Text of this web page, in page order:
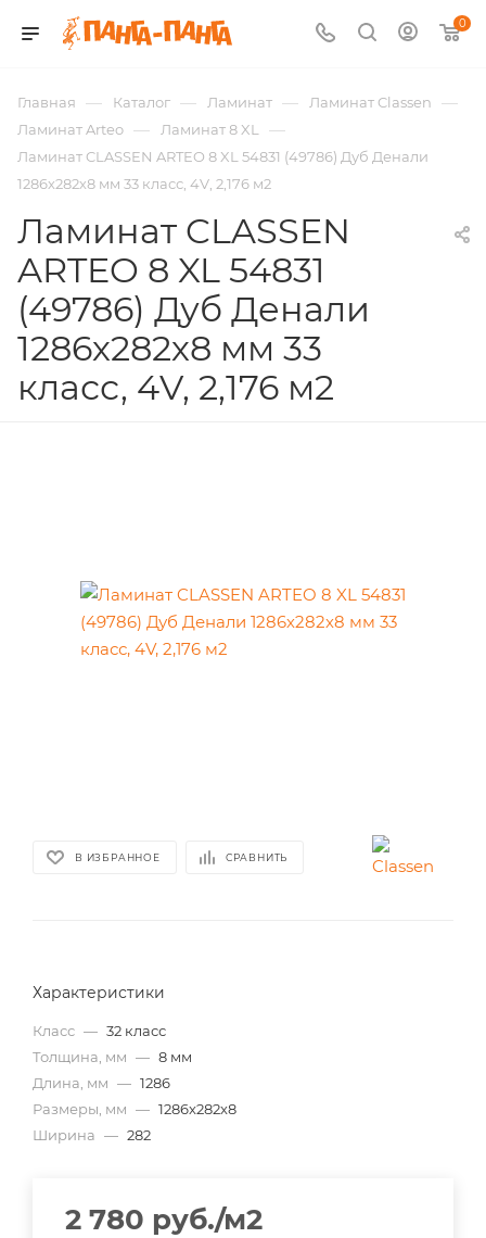
0
Главная — Каталог — Ламинат — Ламинат Classen —
Ламинат Arteo — Ламинат 8 XL —
Ламинат CLASSEN ARTEO 8 XL 54831 (49786) Дуб Денали
1286х282х8 мм 33 класс, 4V, 2,176 м2
Ламинат CLASSEN
ARTEO 8 XL 54831
(49786) Дуб Денали
1286х282х8 мм 33
класс, 4V, 2,176 м2
В ИЗБРАННОЕ СРАВНИТЬ
Характеристики
Класс — 32 класс
Толщина, мм — 8 мм
Длина, мм — 1286
Размеры, мм — 1286x282x8
Ширина — 282
2 780 руб./м2